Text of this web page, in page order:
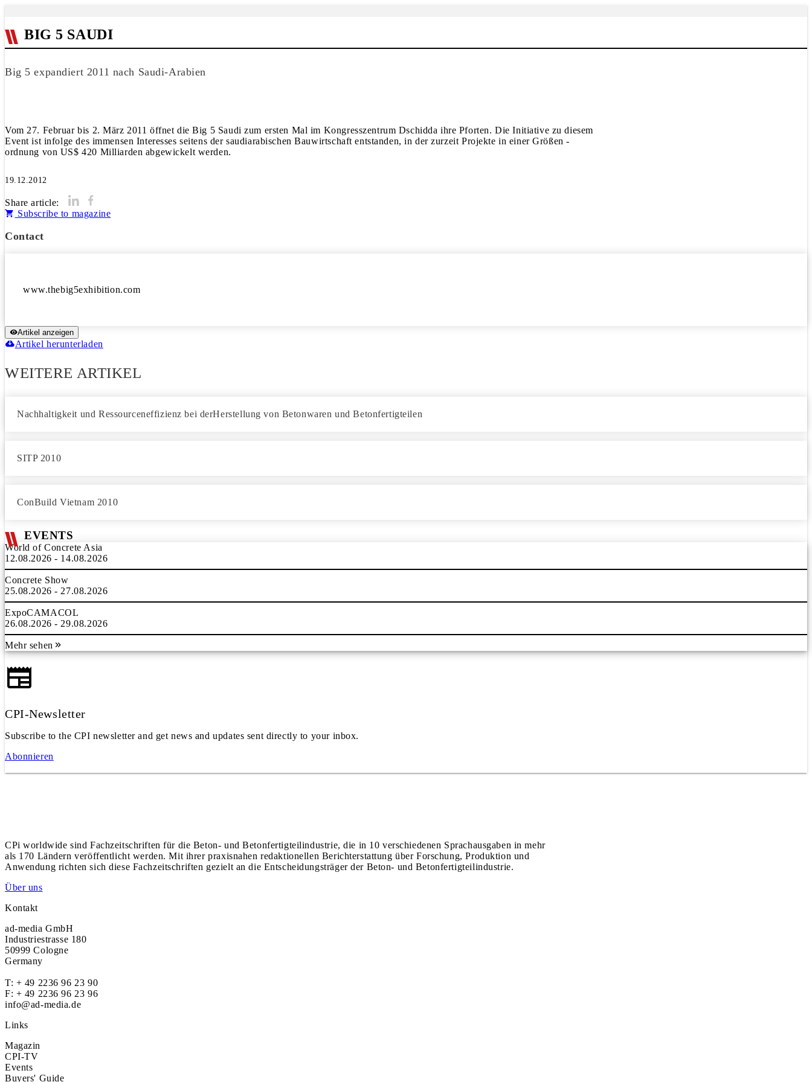
BIG 5 SAUDI
Big 5 expandiert 2011 nach Saudi-Arabien
Vom 27. Februar bis 2. März 2011 öffnet die Big 5 Saudi zum ersten Mal im Kongresszentrum Dschidda ihre Pforten. Die Initiative zu diesem
Event ist infolge des immensen Interesses seitens der saudiarabischen Bauwirtschaft entstanden, in der zurzeit Projekte in einer Größen -
ordnung von US$ 420 Milliarden abgewickelt werden.
19.12.2012
Share article:
Subscribe to magazine
Contact
Artikel anzeigen
Artikel herunterladen
WEITERE ARTIKEL
Nachhaltigkeit und Ressourceneffizienz bei derHerstellung von Betonwaren und Betonfertigteilen
SITP 2010
ConBuild Vietnam 2010
EVENTS
World of Concrete Asia
12.08.2026 - 14.08.2026
Concrete Show
25.08.2026 - 27.08.2026
ExpoCAMACOL
26.08.2026 - 29.08.2026
Mehr sehen
CPI-Newsletter
Subscribe to the CPI newsletter and get news and updates sent directly to your inbox.
Abonnieren
CPi worldwide sind Fachzeitschriften für die Beton- und Betonfertigteilindustrie, die in 10 verschiedenen Sprachausgaben in mehr
als 170 Ländern veröffentlicht werden. Mit ihrer praxisnahen redaktionellen Berichterstattung über Forschung, Produktion und
Anwendung richten sich diese Fachzeitschriften gezielt an die Entscheidungsträger der Beton- und Betonfertigteilindustrie.
Über uns
Kontakt
ad-media GmbH
Industriestrasse 180
50999 Cologne
Germany
T: + 49 2236 96 23 90
F: + 49 2236 96 23 96
info@ad-media.de
Links
Magazin
CPI-TV
Events
Buyers' Guide